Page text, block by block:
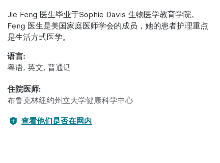
语言:
粤语 英文 普通话
住院医师:
布鲁克林纽约州立大学健康科学中心
查看他们是否在网内
Jie Feng 医生毕业于Sophie Davis 生物医学教育学院。
Feng 医生是美国家庭医师学会的成员，她的患者护理重点
是生活方式医学。